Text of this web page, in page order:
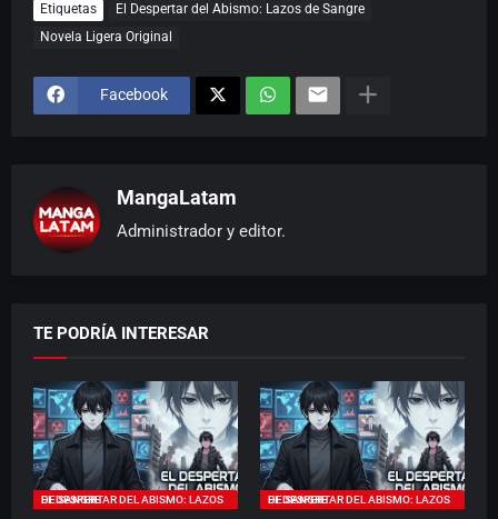
Etiquetas
El Despertar del Abismo: Lazos de Sangre
Novela Ligera Original
Facebook
MangaLatam
Administrador y editor.
TE PODRÍA INTERESAR
EL DESPERTAR DEL ABISMO: LAZOS DE SANGRE EL DESPERTAR DEL ABISMO: LAZOS DE SANGRE